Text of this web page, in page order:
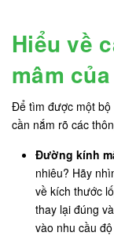
Hiểu về
mâm
Để tìm được một bộ
cần nắm rõ các
Đường kính
nhiêu? Hãy
về kích thước
thay lại đúng
vào nhu cầu